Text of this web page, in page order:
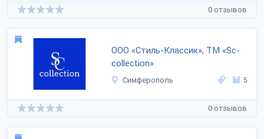
0 отзывов
ООО «Стиль-Классик», ТМ «Sc-
collection»
Симферополь 5
0 отзывов